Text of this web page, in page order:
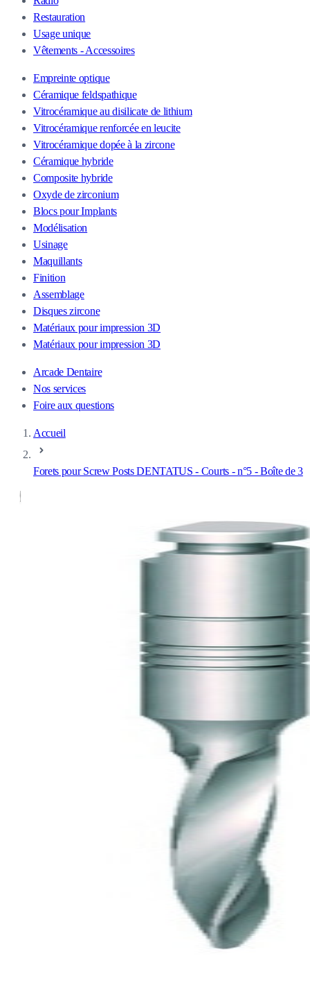
Restauration
Usage unique
Vêtements - Accessoires
Empreinte optique
Céramique feldspathique
Vitrocéramique au disilicate de lithium
Vitrocéramique renforcée en leucite
Vitrocéramique dopée à la zircone
Céramique hybride
Composite hybride
Oxyde de zirconium
Blocs pour Implants
Modélisation
Usinage
Maquillants
Finition
Assemblage
Disques zircone
Matériaux pour impression 3D
Matériaux pour impression 3D
Arcade Dentaire
Nos services
Foire aux questions
Accueil
Forets pour Screw Posts DENTATUS - Courts - n°5 - Boîte de 3